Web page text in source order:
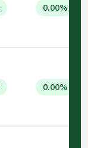
0.00%
0.00%